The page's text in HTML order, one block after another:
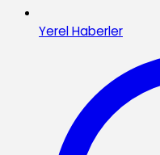
Yerel Haberler